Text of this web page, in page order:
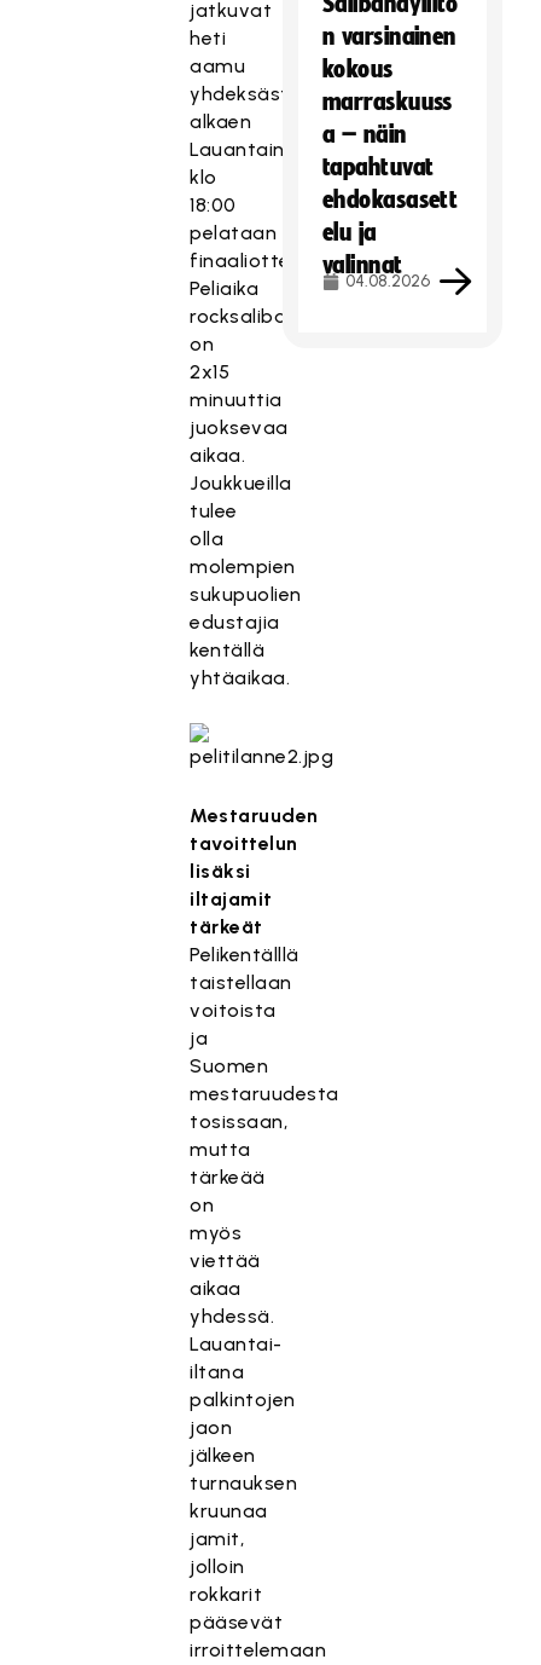
jatkuvat
heti
aamu
yhdeksästä
alkaen
Lauantaina
klo
18:00
pelataan
finaaliottelu.
Peliaika
rocksalibandyturnauksessa
on
2x15
minuuttia
juoksevaa
aikaa.
Joukkueilla
tulee
olla
molempien
sukupuolien
edustajia
kentällä
yhtäaikaa.
Mestaruuden
tavoittelun
lisäksi
iltajamit
tärkeät
Pelikentälllä
taistellaan
voitoista
ja
Suomen
mestaruudesta
tosissaan,
mutta
tärkeää
on
myös
viettää
aikaa
yhdessä.
Lauantai-
iltana
palkintojen
jaon
jälkeen
turnauksen
kruunaa
jamit,
jolloin
rokkarit
pääsevät
irroittelemaan
n varsinainen
kokous
marraskuuss
a – näin
tapahtuvat
ehdokasasett
elu ja
valinnat
04.08.2026